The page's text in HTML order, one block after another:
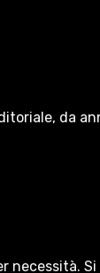
da
necessità.